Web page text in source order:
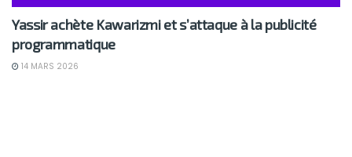
Yassir achète Kawarizmi et s’attaque à la publicité
programmatique
14 MARS 2026